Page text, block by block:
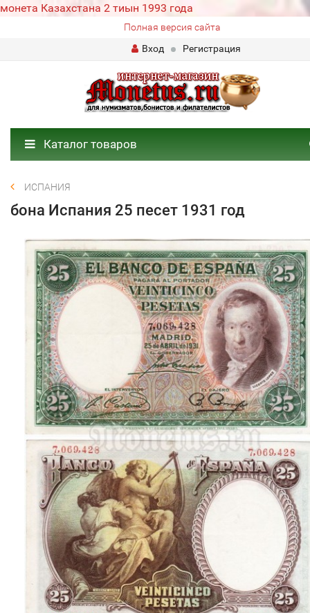
монета Казахстана 2 тиын 1993 года
Полная версия сайта
Вход
Регистрация
Каталог товаров
ИСПАНИЯ
бона Испания 25 песет 1931 год